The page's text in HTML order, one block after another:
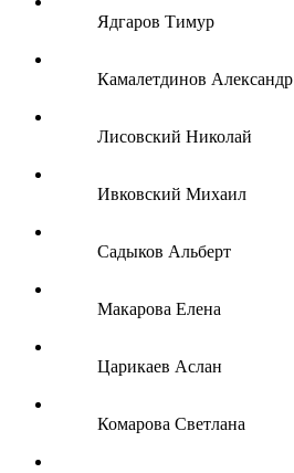
Ядгаров Тимур
Камалетдинов Александр
Лисовский Николай
Ивковский Михаил
Садыков Альберт
Макарова Елена
Царикаев Аслан
Комарова Светлана